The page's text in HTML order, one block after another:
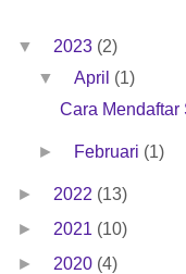
▼ 2023 (2)
▼
April (1)
Cara Mendaftar
► Februari (1)
► 2022 (13)
►
2021 (10)
►
2020 (4)